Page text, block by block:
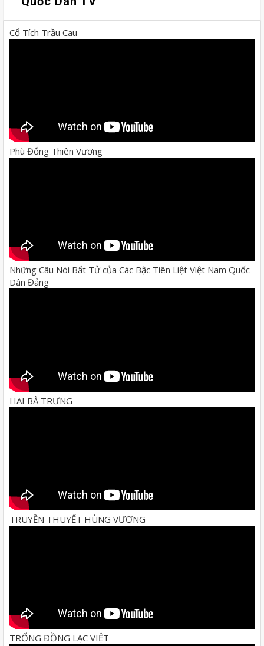
Cổ Tích Trầu Cau
Phù Đổng Thiên Vương
Những Câu Nói Bất Tử của Các Bậc Tiên Liệt Việt Nam Quốc
Dân Đảng
HAI BÀ TRƯNG
TRUYỀN THUYẾT HÙNG VƯƠNG
TRỐNG ĐỒNG LẠC VIỆT